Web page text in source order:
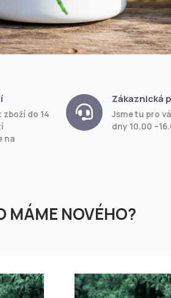
do 14
na
Zákaznická
Jsme tu pro
dny 10.00
MÁME NOVÉHO?